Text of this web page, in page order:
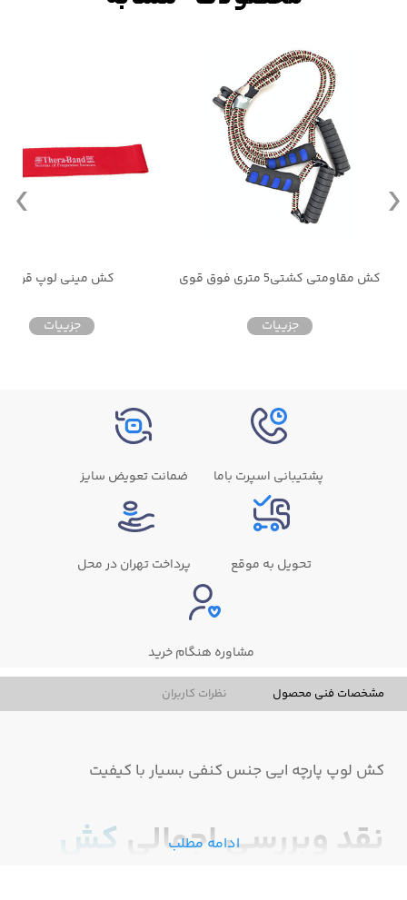
کش مقاومتی کشتی5 متری فوق قوی
جزییات
کش مینی لوپ قرمز
جزییات
پشتیبانی اسپرت باما ضمانت تعویض سایز
تحویل به موقع پرداخت تهران در محل
مشاوره هنگام خرید
مشخصات فنی محصول نظرات کاربران
کش لوپ پارچه ایی جنس کنفی بسیار با کیفیت
نقد وبررسی اجمالی کش
ادامه مطلب